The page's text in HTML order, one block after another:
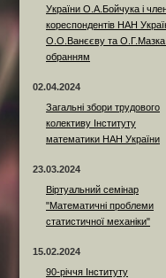
України О.А.Бойчука і
кореспондентів НАН
О.О.Ванєєву та О.Г.Мазка
обранням
02.04.2024
Загальні збори трудового
колективу Інституту
математики НАН України
23.03.2024
Віртуальний семінар
"Математичні проблеми
статистичної механіки"
15.02.2024
90-річчя Інституту